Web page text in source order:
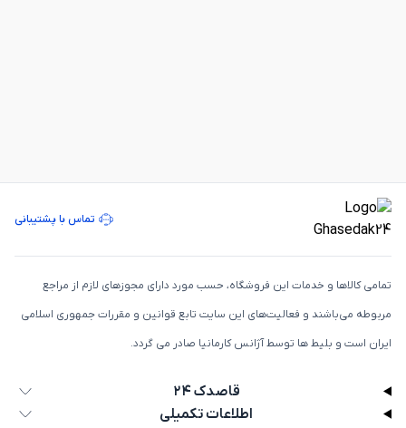
تماس با پشتیبانی
تمامی كالاها و خدمات اين فروشگاه، حسب مورد دارای مجوزهای لازم از مراجع
مربوطه می‌باشند و فعاليت‌های اين سايت تابع قوانين و مقررات جمهوری اسلامی
ايران است و بلیط ها توسط آژانس کارمانیا صادر می گردد.
قاصدک ۲۴
اطلاعات تکمیلی